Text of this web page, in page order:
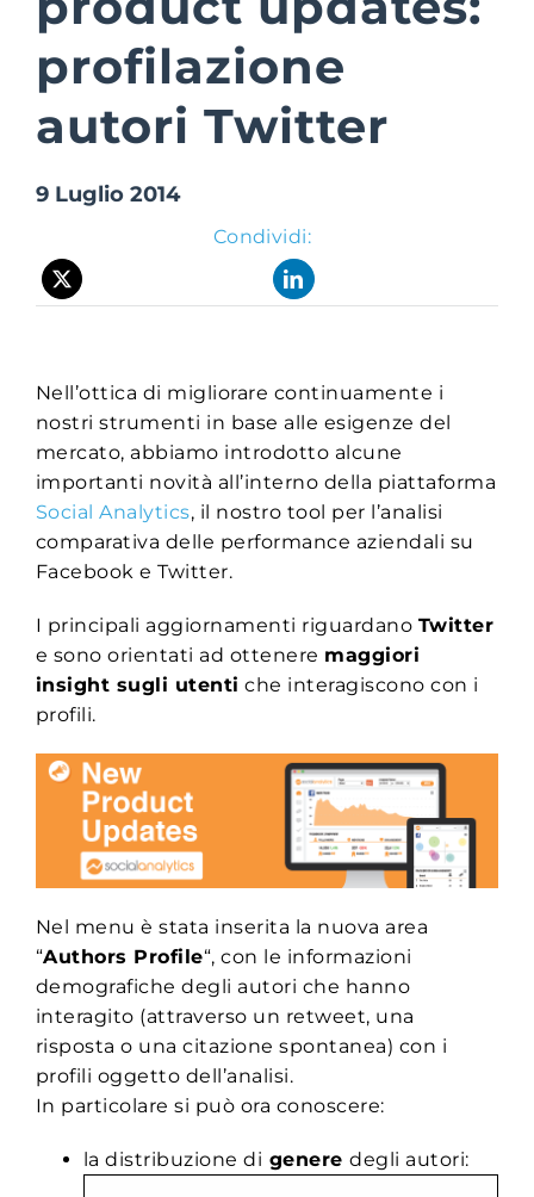
Suite Login
profilazione
autori Twitter
9 Luglio 2014
Condividi:
Nell’ottica di migliorare continuamente i
nostri strumenti in base alle esigenze del
mercato, abbiamo introdotto alcune
importanti novità all’interno della piattaforma
Social Analytics, il nostro tool per l’analisi
comparativa delle performance aziendali su
Facebook e Twitter.
I principali aggiornamenti riguardano Twitter
e sono orientati ad ottenere maggiori
insight sugli utenti che interagiscono con i
profili.
Nel menu è stata inserita la nuova area
“Authors Profile“, con le informazioni
demografiche degli autori che hanno
interagito (attraverso un retweet, una
risposta o una citazione spontanea) con i
profili oggetto dell’analisi.
In particolare si può ora conoscere:
la distribuzione di generedegli autori: